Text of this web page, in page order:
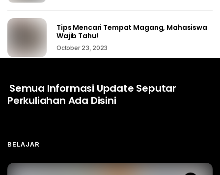
Tips Mencari Tempat Magang, Mahasiswa
Wajib Tahu!
October 23, 2023
Semua Informasi Update Seputar
Perkuliahan Ada Disini
BELAJAR